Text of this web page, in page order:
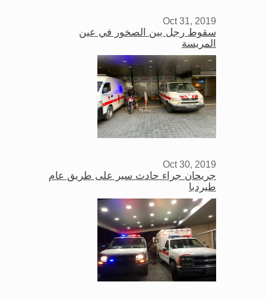
Oct 31, 2019
سقوط رجل بين الصخور في عين
المريسة
Oct 30, 2019
جريحان جراء حادث سير على طريق عام
طيردبا